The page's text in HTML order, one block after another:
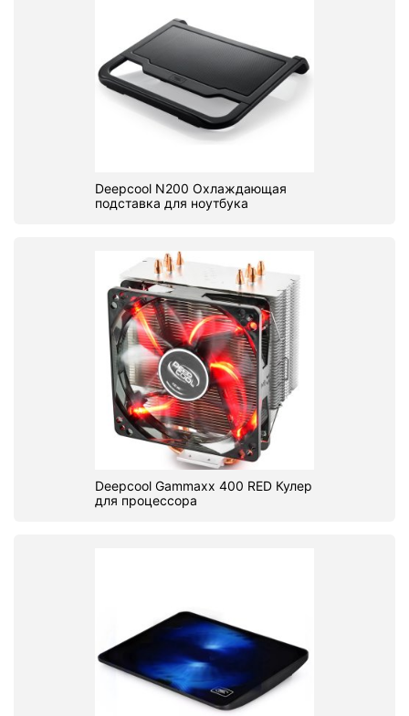
Deepcool N200 Охлаждающая
подставка для ноутбука
Deepcool Gammaxx 400 RED Кулер
для процессора